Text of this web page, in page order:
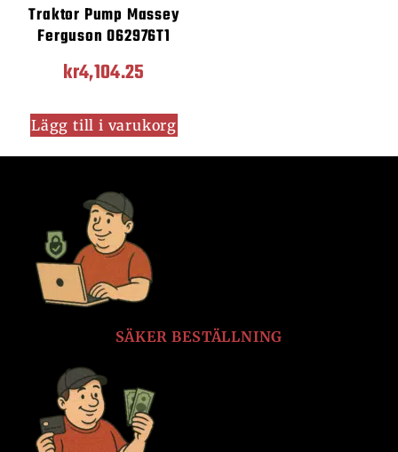
Traktor Pump Massey
Ferguson 062976T1
kr4,104.25
Lägg till i varukorg
SÄKER BESTÄLLNING